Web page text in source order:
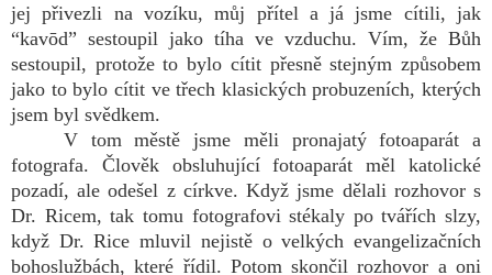
jej přivezli na vozíku, můj přítel a já jsme cítili, jak
“kavōd” sestoupil jako tíha ve vzduchu. Vím, že Bůh
sestoupil, protože to bylo cítit přesně stejným způsobem
jako to bylo cítit ve třech klasických probuzeních, kterých
jsem byl svědkem.
V tom městě jsme měli pronajatý fotoaparát a
fotografa. Člověk obsluhující fotoaparát měl katolické
pozadí, ale odešel z církve. Když jsme dělali rozhovor s
Dr. Ricem, tak tomu fotografovi stékaly po tvářích slzy,
když Dr. Rice mluvil nejistě o velkých evangelizačních
bohoslužbách, které řídil. Potom skončil rozhovor a oni